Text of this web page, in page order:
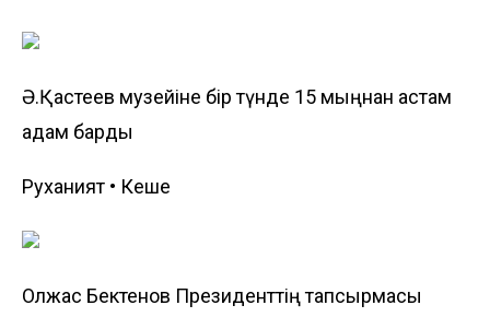
Ә.Қастеев музейіне бір түнде 15 мыңнан астам
адам барды
Руханият • Кеше
Олжас Бектенов Президенттің тапсырмасы